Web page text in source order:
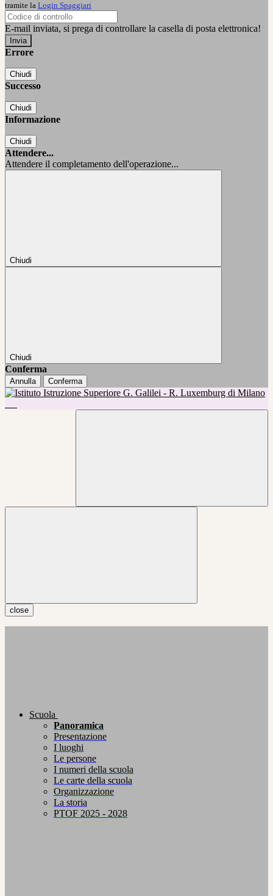
tramite la Login Spaggiari
E-mail inviata, si prega di controllare la casella di posta elettronica!
Errore
Chiudi
Successo
Chiudi
Informazione
Chiudi
Attendere...
Attendere il completamento dell'operazione...
Chiudi
Chiudi
Conferma
Annulla Conferma
close
Scuola
Panoramica
Presentazione
I luoghi
Le persone
I numeri della scuola
Le carte della scuola
Organizzazione
La storia
PTOF 2025 - 2028